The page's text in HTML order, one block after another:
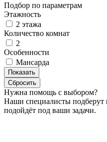
Подбор по параметрам
Этажность
2 этажа
Количество комнат
2
Особенности
Мансарда
Нужна помощь с выбором?
Наши специалисты подберут
подойдёт под ваши задачи.